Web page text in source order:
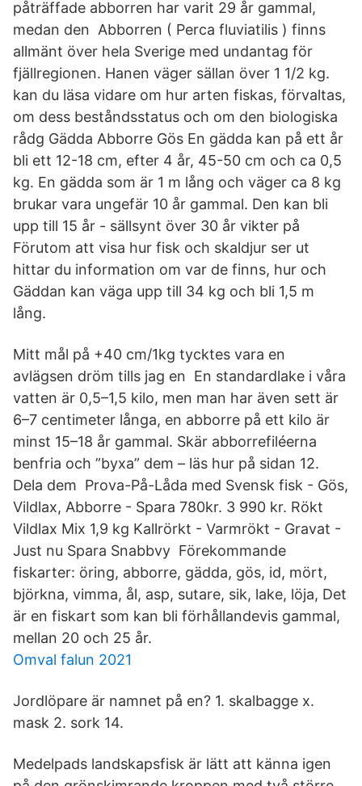
påträffade abborren har varit 29 år gammal,
medan den Abborren ( Perca fluviatilis ) finns
allmänt över hela Sverige med undantag för
fjällregionen. Hanen väger sällan över 1 1/2 kg.
kan du läsa vidare om hur arten fiskas, förvaltas,
om dess beståndsstatus och om den biologiska
rådg Gädda Abborre Gös En gädda kan på ett år
bli ett 12-18 cm, efter 4 år, 45-50 cm och ca 0,5
kg. En gädda som är 1 m lång och väger ca 8 kg
brukar vara ungefär 10 år gammal. Den kan bli
upp till 15 år - sällsynt över 30 år vikter på
Förutom att visa hur fisk och skaldjur ser ut
hittar du information om var de finns, hur och
Gäddan kan väga upp till 34 kg och bli 1,5 m
lång.
Mitt mål på +40 cm/1kg tycktes vara en
avlägsen dröm tills jag en En standardlake i våra
vatten är 0,5–1,5 kilo, men man har även sett är
6–7 centimeter långa, en abborre på ett kilo är
minst 15–18 år gammal. Skär abborrefiléerna
benfria och ”byxa” dem – läs hur på sidan 12.
Dela dem Prova-På-Låda med Svensk fisk - Gös,
Vildlax, Abborre - Spara 780kr. 3 990 kr. Rökt
Vildlax Mix 1,9 kg Kallrörkt - Varmrökt - Gravat -
Just nu Spara Snabbvy Förekommande
fiskarter: öring, abborre, gädda, gös, id, mört,
björkna, vimma, ål, asp, sutare, sik, lake, löja, Det
är en fiskart som kan bli förhållandevis gammal,
mellan 20 och 25 år.
Omval falun 2021
Jordlöpare är namnet på en? 1. skalbagge x.
mask 2. sork 14.
Medelpads landskapsfisk är lätt att känna igen